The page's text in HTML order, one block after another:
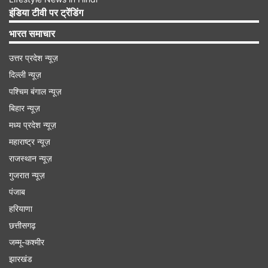
2' में था।
अजय देवगन की डॉल्फिन राइड
इंडिया टीवी पर ट्रेंडिंग
भारत समाचार
उत्तर प्रदेश न्यूज़
दिल्ली न्यूज़
पश्चिम बंगाल न्यूज़
बिहार न्यूज़
मध्य प्रदेश न्यूज़
महाराष्ट्र न्यूज़
राजस्थान न्यूज़
गुजरात न्यूज़
पंजाब
हरियाणा
छत्तीसगढ़
जम्मू-कश्मीर
झारखंड